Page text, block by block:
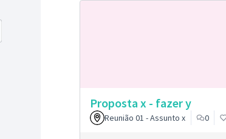
Proposta x - fazer y
Reunião 01 - Assunto x 0